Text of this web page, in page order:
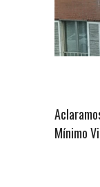
Mínimo